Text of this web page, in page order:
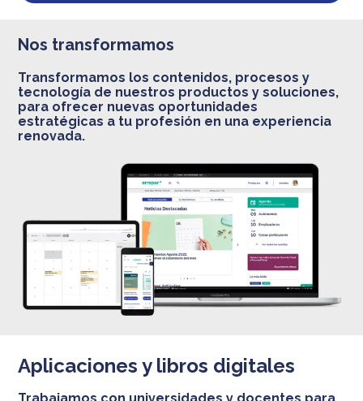
Nos transformamos
Transformamos los contenidos, procesos y
tecnología de nuestros productos y soluciones,
para ofrecer nuevas oportunidades
estratégicas a tu profesión en una experiencia
renovada.
Aplicaciones y libros digitales